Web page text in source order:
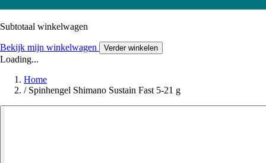
Subtotaal winkelwagen
Bekijk mijn winkelwagen Verder winkelen
Loading...
Home
/ Spinhengel Shimano Sustain Fast 5-21 g